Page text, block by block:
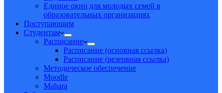
Единое окно для молодых семей в
образовательных организациях
Поступающим
Студентам
Расписание
Расписание (основная ссылка)
Расписание (резервная ссылка)
Методическое обеспечение
Moodle
Mahara